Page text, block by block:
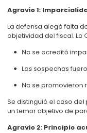
Agravio 1:
La defensa alegó falta
objetividad del fiscal. La
No se acreditó
Las sospechas
No se promovieron
Se distinguió el caso del
un temor objetivo de
Agravio 2: Principio